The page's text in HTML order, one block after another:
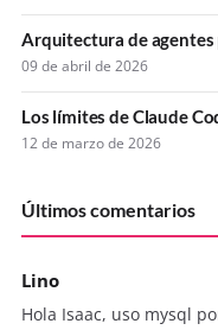
Arquitectura de agentes
09 de abril de 2026
Los límites de Claude
12 de marzo de 2026
Últimos comentarios
Lino
Hola Isaac, uso mysql